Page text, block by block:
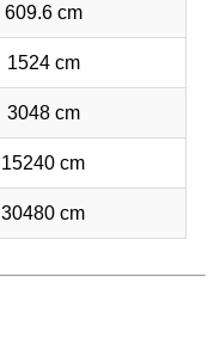
609.6 cm
1524 cm
3048 cm
15240 cm
30480 cm